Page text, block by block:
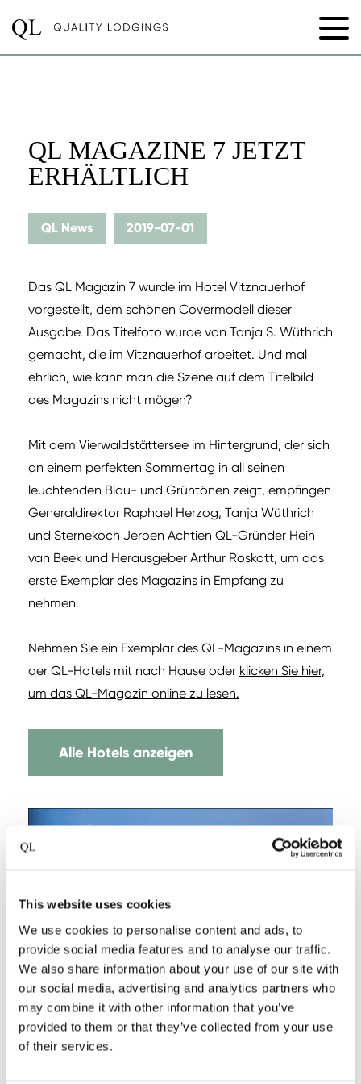
This website uses cookies
We use cookies to personalise content and ads, to
provide social media features and to analyse our traffic.
We also share information about your use of our site with
our social media, advertising and analytics partners who
may combine it with other information that you’ve
provided to them or that they’ve collected from your use
of their services.
QL MAGAZINE 7 JETZT
ERHÄLTLICH
QL News 2019-07-01
Das QL Magazin 7 wurde im Hotel Vitznauerhof
vorgestellt, dem schönen Covermodell dieser
Ausgabe. Das Titelfoto wurde von Tanja S. Wüthrich
gemacht, die im Vitznauerhof arbeitet. Und mal
ehrlich, wie kann man die Szene auf dem Titelbild
des Magazins nicht mögen?
Mit dem Vierwaldstättersee im Hintergrund, der sich
an einem perfekten Sommertag in all seinen
leuchtenden Blau- und Grüntönen zeigt, empfingen
Generaldirektor Raphael Herzog, Tanja Wüthrich
und Sternekoch Jeroen Achtien QL-Gründer Hein
van Beek und Herausgeber Arthur Roskott, um das
erste Exemplar des Magazins in Empfang zu
nehmen.
Nehmen Sie ein Exemplar des QL-Magazins in einem
der QL-Hotels mit nach Hause oder klicken Sie hier,
um das QL-Magazin online zu lesen.
Alle Hotels anzeigen